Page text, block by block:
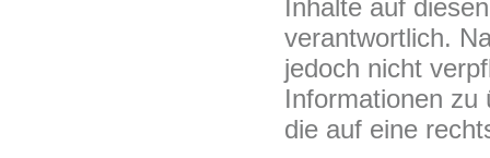
Inhalte auf
verantwortlich.
jedoch nicht
Informationen zu
die auf eine